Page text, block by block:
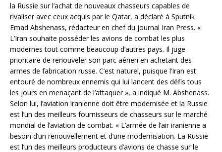
la Russie sur l’achat de nouveaux chasseurs capables de
rivaliser avec ceux acquis par le Qatar, a déclaré à Sputnik
Emad Abshenass, rédacteur en chef du journal Iran Press. «
L’Iran souhaite posséder les avions de combat les plus
modernes tout comme beaucoup d’autres pays. Il juge
prioritaire de renouveler son parc aérien en achetant des
armes de fabrication russe. C’est naturel, puisque l’Iran est
entouré de nombreux ennemis qui lui lancent des défis tous
les jours en menaçant de l’attaquer », a indiqué M. Abshenass.
Selon lui, l’aviation iranienne doit être modernisée et la Russie
est l’un des meilleurs fournisseurs de chasseurs sur le marché
mondial de l’aviation de combat. « L’armée de l’air iranienne a
besoin d’un renouvellement et d’une modernisation. La Russie
est l’un des meilleurs producteurs d’avions de chasse sur le